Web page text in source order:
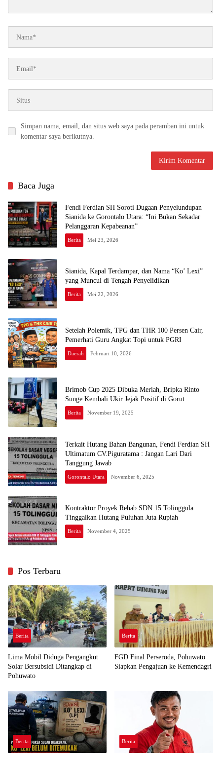
Simpan nama, email, dan situs web saya pada peramban ini untuk
komentar saya berikutnya.
Baca Juga
Fendi Ferdian SH Soroti Dugaan Penyelundupan
Sianida ke Gorontalo Utara: “Ini Bukan Sekadar
Pelanggaran Kepabeanan”
Berita Mei 23, 2026
Sianida, Kapal Terdampar, dan Nama “Ko’ Lexi”
yang Muncul di Tengah Penyelidikan
Berita Mei 22, 2026
Setelah Polemik, TPG dan THR 100 Persen Cair,
Pemerhati Guru Angkat Topi untuk PGRI
Daerah Februari 10, 2026
Brimob Cup 2025 Dibuka Meriah, Bripka Rinto
Sunge Kembali Ukir Jejak Positif di Gorut
Berita November 19, 2025
Terkait Hutang Bahan Bangunan, Fendi Ferdian SH
Ultimatum CV.Piguratama : Jangan Lari Dari
Tanggung Jawab
Gorontalo Utara November 6, 2025
Kontraktor Proyek Rehab SDN 15 Tolinggula
Tinggalkan Hutang Puluhan Juta Rupiah
Berita November 4, 2025
Pos Terbaru
Berita
Lima Mobil Diduga Pengangkut
Solar Bersubsidi Ditangkap di
Pohuwato
Berita
FGD Final Perseroda, Pohuwato
Siapkan Pengajuan ke Kemendagri
Berita Berita